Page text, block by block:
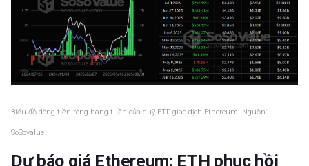
Biểu đồ dòng tiền ròng hàng tuần của quỹ ETF giao dịch Ethereum. Nguồn:
SoSovalue
Dự báo giá Ethereum: ETH phục hồi